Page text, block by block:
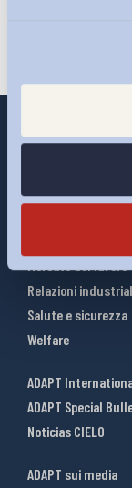
Interventi ADAPT
Relazioni
Salute e sicurezza
Welfare
ADAPT
ADAPT Special
Noticias CIELO
ADAPT sui media